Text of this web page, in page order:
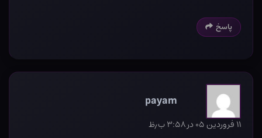
پاسخ
payam
۱۱ فروردین ۰۵ در ۳:۵۸ ب٫ظ